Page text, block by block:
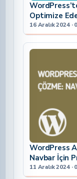
Optimize
16 Aralık 2024 ·
WordPress
Navbar İçin
11 Aralık 2024 ·